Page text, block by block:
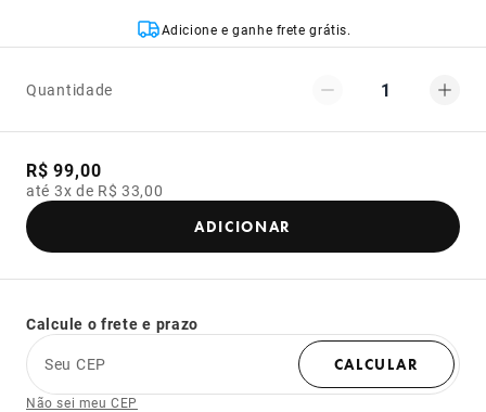
Adicione e ganhe frete grátis.
Quantidade 1
R$ 99,00
até 3x de R$ 33,00
ADICIONAR
Calcule o frete e prazo
Seu CEP
CALCULAR
Não sei meu CEP